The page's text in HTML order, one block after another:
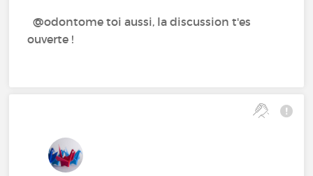
@odontome‍ toi aussi, la discussion t'es
ouverte !